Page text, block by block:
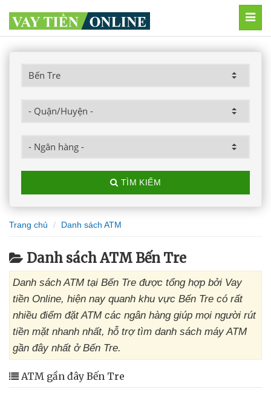
TÌM KIẾM
Trang chủ Danh sách ATM
Danh sách ATM Bến Tre
Danh sách ATM tại Bến Tre được tổng hợp bởi Vay
tiền Online, hiện nay quanh khu vực Bến Tre có rất
nhiều điểm đặt ATM các ngân hàng giúp mọi người rút
tiền mặt nhanh nhất, hỗ trợ tìm danh sách máy ATM
gần đây nhất ở Bến Tre.
ATM gần đây Bến Tre